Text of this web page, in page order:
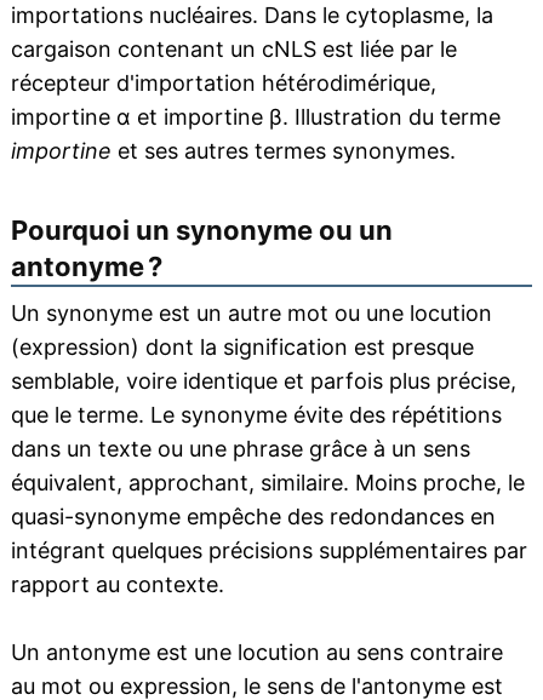
importations nucléaires. Dans le cytoplasme, la
cargaison contenant un cNLS est liée par le
récepteur d'importation hétérodimérique,
importine α et importine β. Illustration du terme
importine et ses autres termes synonymes.
Pourquoi un synonyme ou un
antonyme ?
Un synonyme est un autre mot ou une locution
(expression) dont la signification est presque
semblable, voire identique et parfois plus précise,
que le terme. Le synonyme évite des répétitions
dans un texte ou une phrase grâce à un sens
équivalent, approchant, similaire. Moins proche, le
quasi-synonyme empêche des redondances en
intégrant quelques précisions supplémentaires par
rapport au contexte.
Un antonyme est une locution au sens contraire
au mot ou expression, le sens de l'antonyme est